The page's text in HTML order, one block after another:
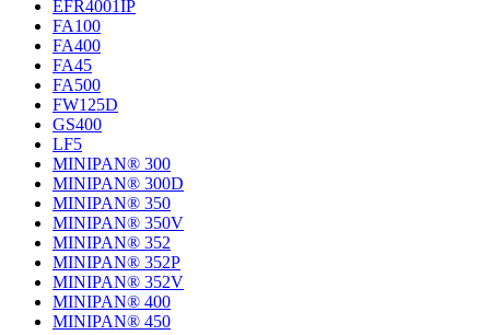
EFR4001IP
FA100
FA400
FA45
FA500
FW125D
GS400
LF5
MINIPAN® 300
MINIPAN® 300D
MINIPAN® 350
MINIPAN® 350V
MINIPAN® 352
MINIPAN® 352P
MINIPAN® 352V
MINIPAN® 400
MINIPAN® 450